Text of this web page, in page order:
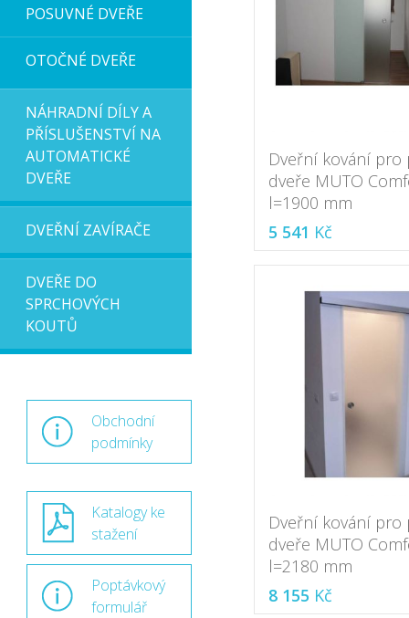
Dveřní kování pro
dveře MUTO
l=1900 mm
5 541 Kč
Dveřní kování pro
dveře MUTO
l=2180 mm
8 155 Kč
POSUVNÉ DVEŘE
OTOČNÉ DVEŘE
NÁHRADNÍ DÍLY A
PŘÍSLUŠENSTVÍ NA
AUTOMATICKÉ
DVEŘE
DVEŘNÍ ZAVÍRAČE
DVEŘE DO
SPRCHOVÝCH
KOUTŮ
Obchodní
podmínky
Katalogy ke
stažení
Poptávkový
formulář